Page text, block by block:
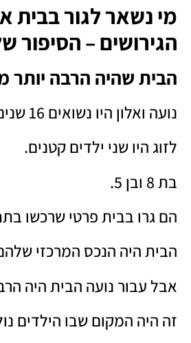
מי נשאר לגור בבית
הגירושים – הסיפור
הבית שהיה הרבה יותר
נועה ואלון היו נשואים 16 שנים.
לזוג היו שני ילדים קטנים.
בת 8 ובן 5.
הם גרו בבית פרטי שרכשו
הבית היה הנכס המרכזי
אבל עבור נועה הבית היה
זה היה המקום שבו הילדים